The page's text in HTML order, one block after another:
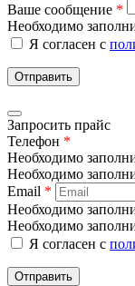
Ваше сообщение *
Необходимо
Я согласен с
Отправить
Запросить прайс
Телефон *
Необходимо
Необходимо
Email *
Необходимо
Необходимо
Я согласен с
Отправить